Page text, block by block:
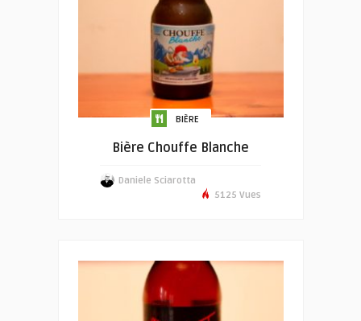
BIÈRE
Bière Chouffe Blanche
Daniele Sciarotta
5125 Vues